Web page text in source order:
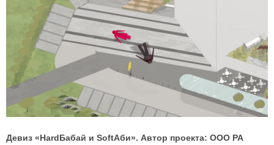
Девиз «HardБабай и SoftАби». Автор проекта: ООО РА